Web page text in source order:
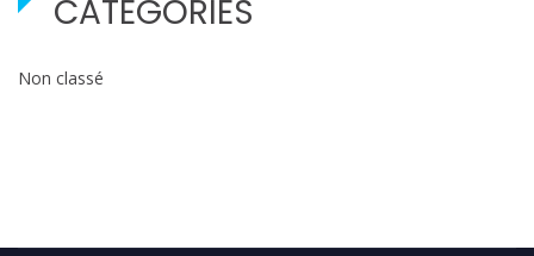
CATÉGORIES
Non classé